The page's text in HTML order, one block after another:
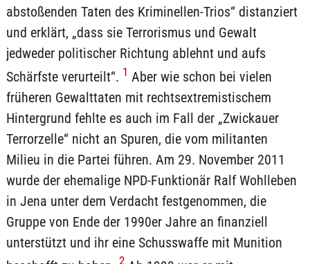
abstoßenden Taten des Kriminellen-Trios“ distanziert
und erklärt, „dass sie Terrorismus und Gewalt
jedweder politischer Richtung ablehnt und aufs
Schärfste verurteilt“. 1 Aber wie schon bei vielen
früheren Gewalttaten mit rechtsextremistischem
Hintergrund fehlte es auch im Fall der „Zwickauer
Terrorzelle“ nicht an Spuren, die vom militanten
Milieu in die Partei führen. Am 29. November 2011
wurde der ehemalige NPD-Funktionär Ralf Wohlleben
in Jena unter dem Verdacht festgenommen, die
Gruppe von Ende der 1990er Jahre an finanziell
unterstützt und ihr eine Schusswaffe mit Munition
2